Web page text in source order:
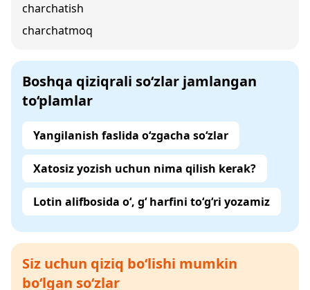
charchatish
charchatmoq
Boshqa qiziqrali so‘zlar jamlangan
to‘plamlar
Yangilanish faslida o‘zgacha so‘zlar
Xatosiz yozish uchun nima qilish kerak?
Lotin alifbosida o‘, g‘ harfini to‘g‘ri yozamiz
Siz uchun qiziq bo‘lishi mumkin
bo‘lgan so‘zlar